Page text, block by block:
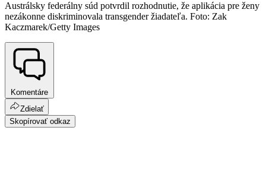
Austrálsky federálny súd potvrdil rozhodnutie, že aplikácia pre ženy
nezákonne diskriminovala transgender žiadateľa. Foto: Zak
Kaczmarek/Getty Images
Komentáre
Zdielať
Skopírovať odkaz